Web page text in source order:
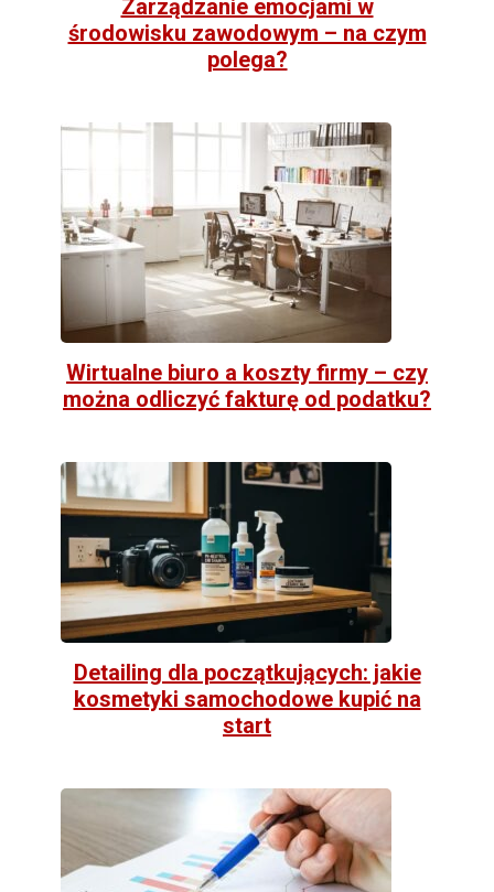
Zarządzanie emocjami w
środowisku zawodowym – na czym
polega?
Wirtualne biuro a koszty firmy – czy
można odliczyć fakturę od podatku?
Detailing dla początkujących: jakie
kosmetyki samochodowe kupić na
start